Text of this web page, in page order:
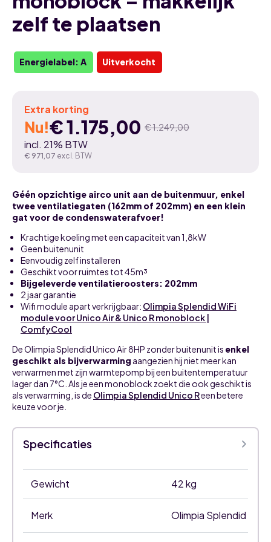
zelf te plaatsen
Energielabel: A Uitverkocht
Extra korting
Nu! €1.249,00
Oorspronkelijke
prijs
€ 1.249,00.
€1.175,00
Huidige
prijs
€ 1.175,00.
incl. 21% BTW
€ 971,07 excl. BTW
Géén opzichtige airco unit aan de buitenmuur, enkel
twee ventilatiegaten (162mm of 202mm) en een klein
gat voor de condenswaterafvoer!
Krachtige koeling met een capaciteit van 1,8kW
Geen buitenunit
Eenvoudig zelf installeren
Geschikt voor ruimtes tot 45m³
Bijgeleverde ventilatieroosters: 202mm
2 jaar garantie
Wifi module apart verkrijgbaar: Olimpia Splendid WiFi
module voor Unico Air & Unico R monoblock |
ComfyCool
De Olimpia Splendid Unico Air 8HP zonder buitenunit is enkel
geschikt als bijverwarming aangezien hij niet meer kan
verwarmen met zijn warmtepomp bij een buitentemperatuur
lager dan 7°C. Als je een monoblock zoekt die ook geschikt is
als verwarming, is de Olimpia Splendid Unico Reen betere
keuze voor je.
Specificaties
Gewicht 42 kg
Merk Olimpia Splendid